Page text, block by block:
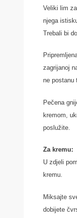
Veliki lim
njega
Trebali bi
zagrijanoj
ne postanu
Pečena
kremom,
poslužite.
Za kremu:
U zdjeli
kremu.
Miksajte
dobijete